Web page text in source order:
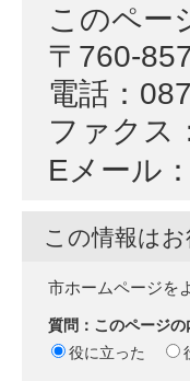
このペー
〒760-
電話：
ファクス
Eメール：
この情報は
市ホームページを
質問：このページ
役に立った